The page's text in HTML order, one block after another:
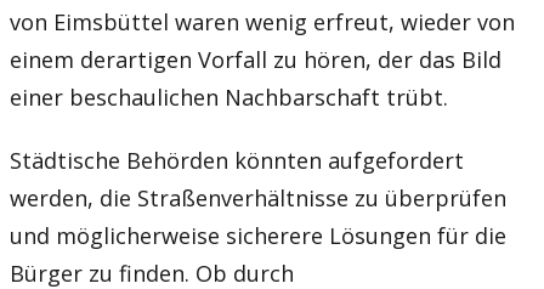
von Eimsbüttel waren wenig erfreut, wieder von
einem derartigen Vorfall zu hören, der das Bild
einer beschaulichen Nachbarschaft trübt.
Städtische Behörden könnten aufgefordert
werden, die Straßenverhältnisse zu überprüfen
und möglicherweise sicherere Lösungen für die
Bürger zu finden. Ob durch